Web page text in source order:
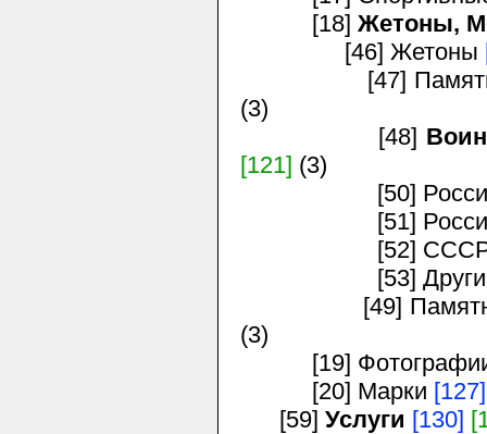
[18] Жетоны,
[46] Жетоны
[47] Памятные
(3)
[48]
[121] (3)
[50] Россия
[51] Россия и
[52] СССР с
[53] Другие
[49] Памятные
(3)
[19]
[20] Марки [127]
[59] Услуги [130]